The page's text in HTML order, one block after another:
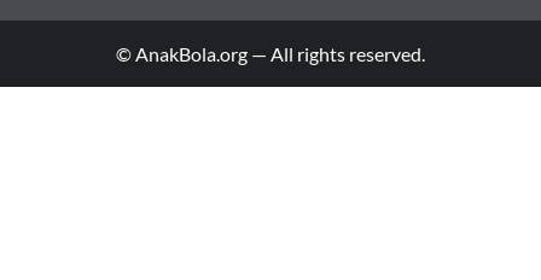
© AnakBola.org — All rights reserved.